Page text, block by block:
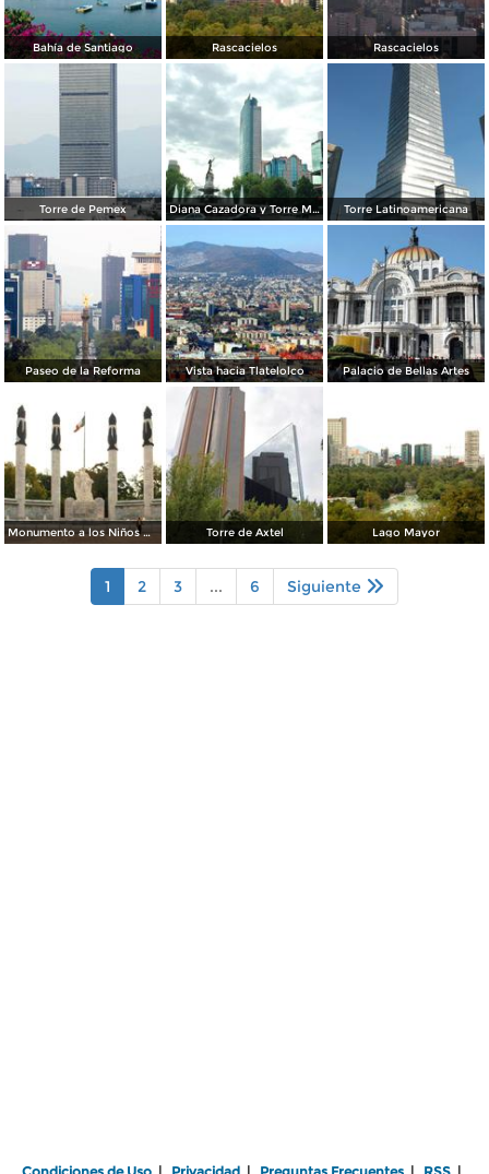
Bahía de Santiago Rascacielos Rascacielos
Torre de Pemex Diana Cazadora y Torre Mayor Torre Latinoamericana
Paseo de la Reforma Vista hacia Tlatelolco Palacio de Bellas Artes
Monumento a los Niños Héroes Torre de Axtel Lago Mayor
1 2 3 ... 6 Siguiente
Condiciones de Uso | Privacidad | Preguntas Frecuentes | RSS |